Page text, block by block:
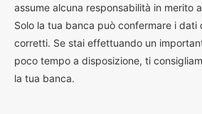
assume alcuna responsabilità in merito
Solo la tua banca può confermare i dati
corretti. Se stai effettuando un
poco tempo a disposizione, ti
la tua banca.